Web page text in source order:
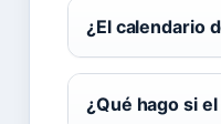
¿El calendario
¿Qué hago si